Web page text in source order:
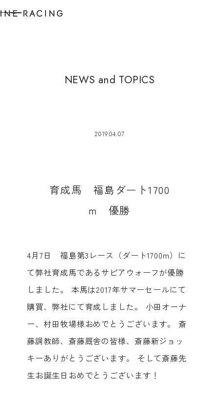
NEWS and TOPICS
2019.04.07
育成馬 福島 ダー ト1 700
m
優勝
4月7日 福島第3レース（ダート1700m）に
て弊社育成馬であるサピアウォーフが優勝
しました。 本馬は2017年サマーセールにて
購買、弊社にて育成しました。 小田オーナ
ー、村田牧場様おめでとうございます。 斎
藤調教師、斎藤厩舎の皆様、斎藤新ジョッ
キーありがとうございます。 そして斎藤先
生お誕生日おめでとうございます！